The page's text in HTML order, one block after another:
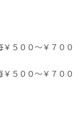
５００～￥７００
５００～￥７００